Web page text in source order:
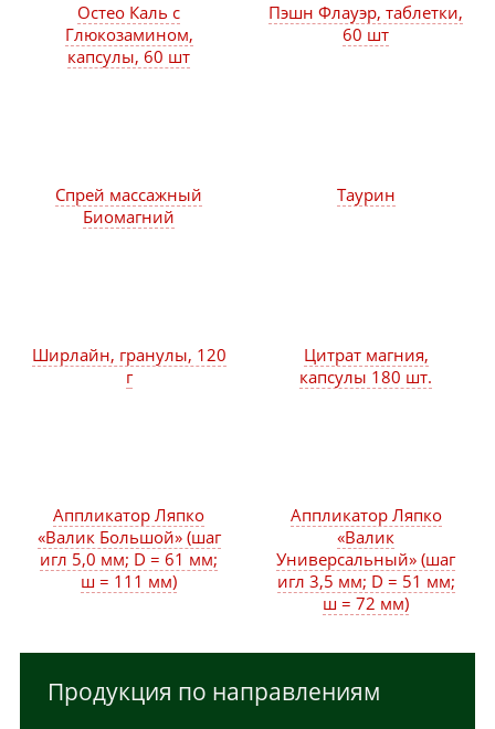
Остео Каль с
Глюкозамином,
капсулы, 60 шт
Пэшн Флауэр, таблетки,
60 шт
Спрей массажный
Биомагний
Таурин
Цитрат магния,
капсулы 180 шт.
Ширлайн, гранулы, 120
г
Аппликатор Ляпко
«Валик
Универсальный» (шаг
игл 3,5 мм; D = 51 мм;
ш = 72 мм)
Аппликатор Ляпко
«Валик Большой» (шаг
игл 5,0 мм; D = 61 мм;
ш = 111 мм)
Продукция по направлениям